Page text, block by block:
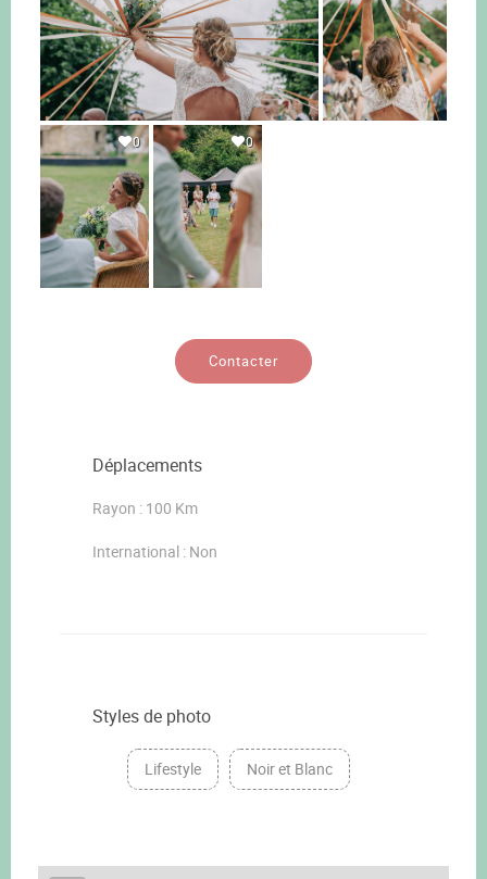
0 0
Contacter
Déplacements
Rayon : 100 Km
International : Non
Styles de photo
Lifestyle Noir et Blanc